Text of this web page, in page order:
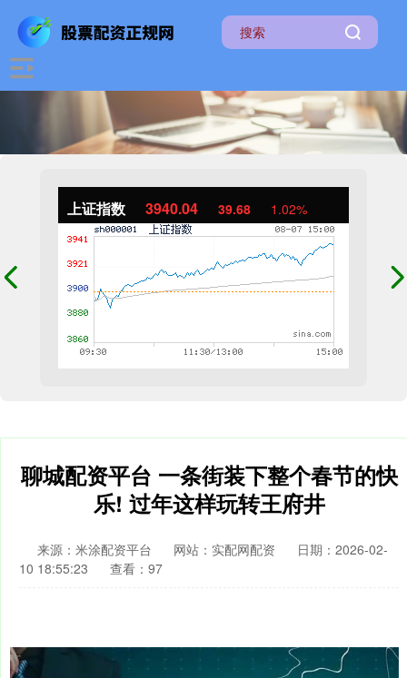
上证指数 3940.04 39.68 1.02%
聊城配资平台 一条街装下整个春节的快
乐! 过年这样玩转王府井
来源：米涂配资平台 网站：实配网配资
日期：2026-02-
10 18:55:23
查看：97